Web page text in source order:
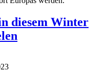
diesem Winter